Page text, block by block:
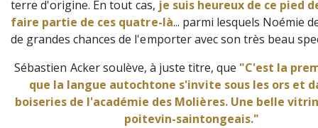
terre d'origine. En tout cas, je suis heureux de ce pied
faire partie de ces quatre-là... parmi lesquels Noémie
de grandes chances de l'emporter avec son très beau
Sébastien Acker soulève, à juste titre, que "C'est la
que la langue autochtone s'invite sous les ors et
boiseries de l'académie des Molières. Une belle
poitevin-saintongeais."